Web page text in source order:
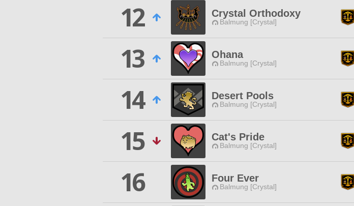
12
Crystal Orthodoxy
Balmung [Crystal]
13
Ohana
Balmung [Crystal]
14
Desert Pools
Balmung [Crystal]
15
Cat's Pride
Balmung [Crystal]
16
Four Ever
Balmung [Crystal]